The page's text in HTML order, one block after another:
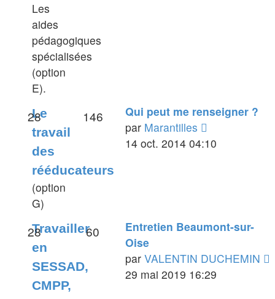
Les
aides
pédagogiques
spécialisées
(option
E).
Le
travail
des
rééducateurs
(option
G)
28 146
Qui peut me renseigner ?
par Marantilles
le
14 oct. 2014 04:10
Travailler
en
SESSAD,
CMPP,
28 60
Entretien Beaumont-sur-
Oise
par VALENTIN DUCHEMIN
29 mai 2019 16:29